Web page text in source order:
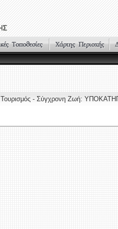
Τουρισμός - Σύγχρονη Ζωή: